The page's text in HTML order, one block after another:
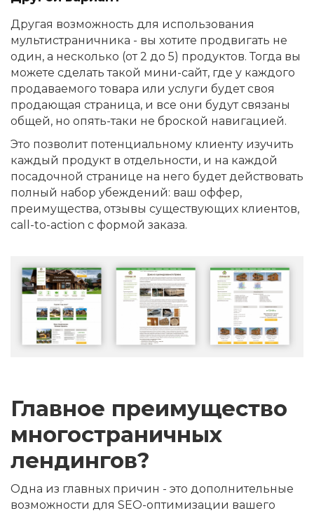
Другая возможность для использования
мультистраничника - вы хотите продвигать не
один, а несколько (от 2 до 5) продуктов. Тогда вы
можете сделать такой мини-сайт, где у каждого
продаваемого товара или услуги будет своя
продающая страница, и все они будут связаны
общей, но опять-таки не броской навигацией.
Это позволит потенциальному клиенту изучить
каждый продукт в отдельности, и на каждой
посадочной странице на него будет действовать
полный набор убеждений: ваш оффер,
преимущества, отзывы существующих клиентов,
call-to-action с формой заказа.
Главное преимущество
многостраничных
лендингов?
Одна из главных причин - это дополнительные
возможности для SEO-оптимизации вашего